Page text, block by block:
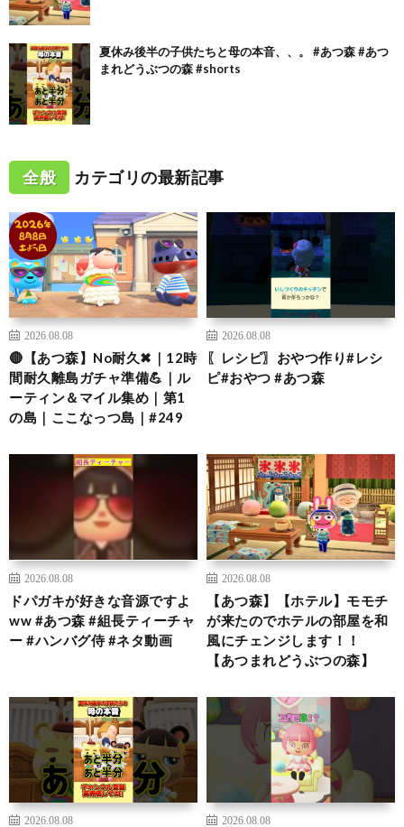
夏休み後半の子供たちと母の本音、、。 #あつ森 #あつ
まれどうぶつの森 #shorts
全般 カテゴリの最新記事
2026.08.08
🔴【あつ森】No耐久✖｜12時
間耐久離島ガチャ準備💪｜ル
ーティン＆マイル集め｜第1
の島｜ここなっつ島｜#249
2026.08.08
〖レシピ〗おやつ作り#レシ
ピ#おやつ #あつ森
2026.08.08
ドパガキが好きな音源ですよ
ww #あつ森 #組長ティーチャ
ー #ハンバグ侍 #ネタ動画
2026.08.08
【あつ森】【ホテル】モモチ
が来たのでホテルの部屋を和
風にチェンジします！！
【あつまれどうぶつの森】
2026.08.08 2026.08.08